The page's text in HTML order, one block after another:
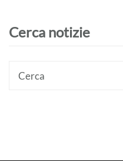
Cerca notizie